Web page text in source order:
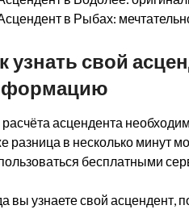
в Рыбах:
узнать свой
асцендента
разница в несколько минут
бесплатными
вы узнаете свой асцендент,